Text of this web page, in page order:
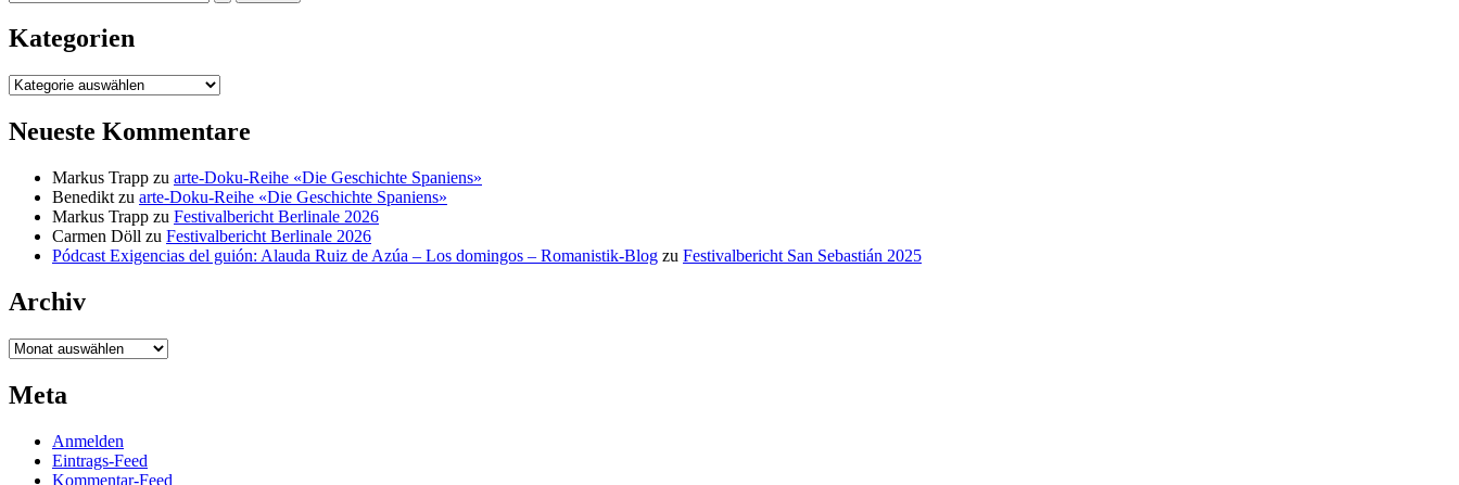
nach:
Kategorien
Kategorien
Neueste Kommentare
Markus Trapp zu arte-Doku-Reihe «Die Geschichte Spaniens»
Benedikt zu arte-Doku-Reihe «Die Geschichte Spaniens»
Markus Trapp zu Festivalbericht Berlinale 2026
Carmen Döll zu Festivalbericht Berlinale 2026
Pódcast Exigencias del guión: Alauda Ruiz de Azúa – Los domingos – Romanistik-Blog zu Festivalbericht San Sebastián 2025
Archiv
Archiv
Meta
Anmelden
Eintrags-Feed
Kommentar-Feed